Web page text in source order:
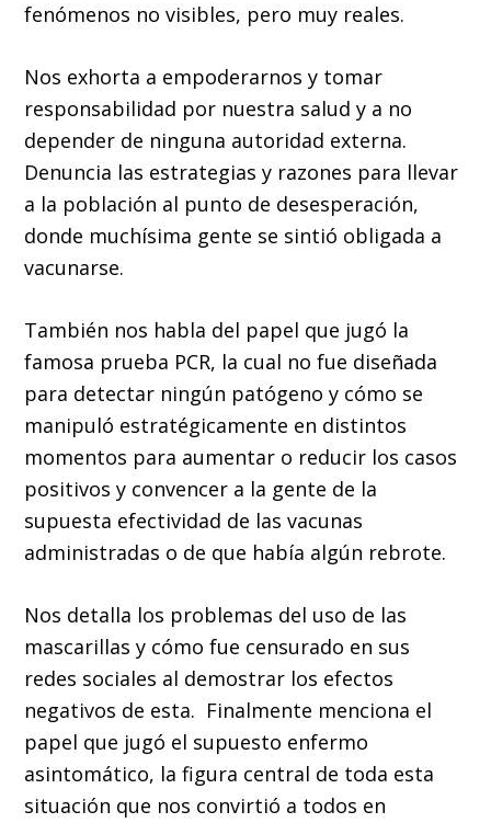
fenómenos no visibles, pero muy reales.
Nos exhorta a empoderarnos y tomar
responsabilidad por nuestra salud y a no
depender de ninguna autoridad externa.
Denuncia las estrategias y razones para llevar
a la población al punto de desesperación,
donde muchísima gente se sintió obligada a
vacunarse.
También nos habla del papel que jugó la
famosa prueba PCR, la cual no fue diseñada
para detectar ningún patógeno y cómo se
manipuló estratégicamente en distintos
momentos para aumentar o reducir los casos
positivos y convencer a la gente de la
supuesta efectividad de las vacunas
administradas o de que había algún rebrote.
Nos detalla los problemas del uso de las
mascarillas y cómo fue censurado en sus
redes sociales al demostrar los efectos
negativos de esta. Finalmente menciona el
papel que jugó el supuesto enfermo
asintomático, la figura central de toda esta
situación que nos convirtió a todos en